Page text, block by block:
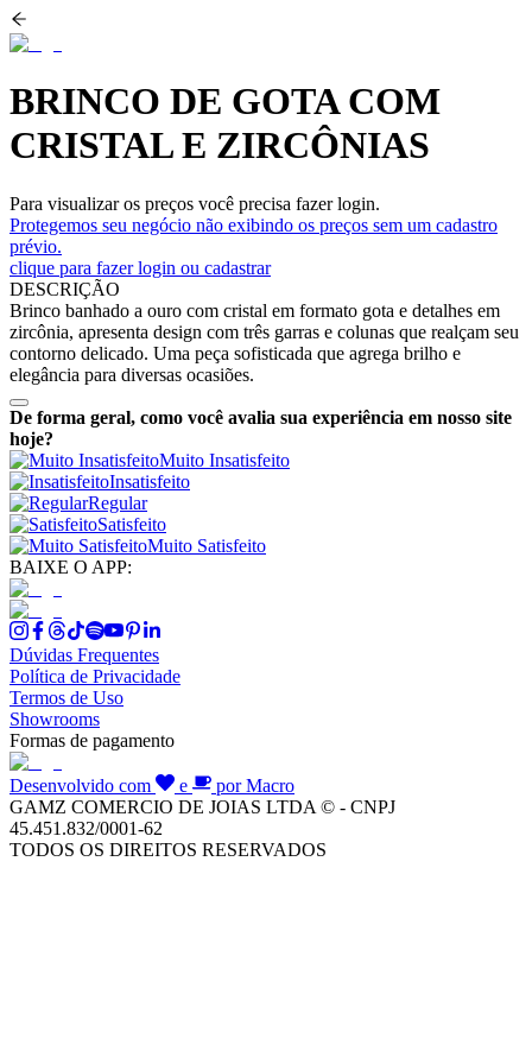
BRINCO DE GOTA COM
CRISTAL E ZIRCÔNIAS
Para visualizar os preços você precisa fazer login.
Protegemos seu negócio não exibindo os preços sem um cadastro
prévio.
clique para fazer login ou cadastrar
DESCRIÇÃO
Brinco banhado a ouro com cristal em formato gota e detalhes em
zircônia, apresenta design com três garras e colunas que realçam seu
contorno delicado. Uma peça sofisticada que agrega brilho e
elegância para diversas ocasiões.
De forma geral, como você avalia sua experiência em nosso site
hoje?
Muito Insatisfeito
Insatisfeito
Regular
Satisfeito
Muito Satisfeito
BAIXE O APP:
Dúvidas Frequentes
Política de Privacidade
Termos de Uso
Showrooms
Formas de pagamento
Desenvolvido com e
por Macro
GAMZ COMERCIO DE JOIAS LTDA © - CNPJ
45.451.832/0001-62
TODOS OS DIREITOS RESERVADOS